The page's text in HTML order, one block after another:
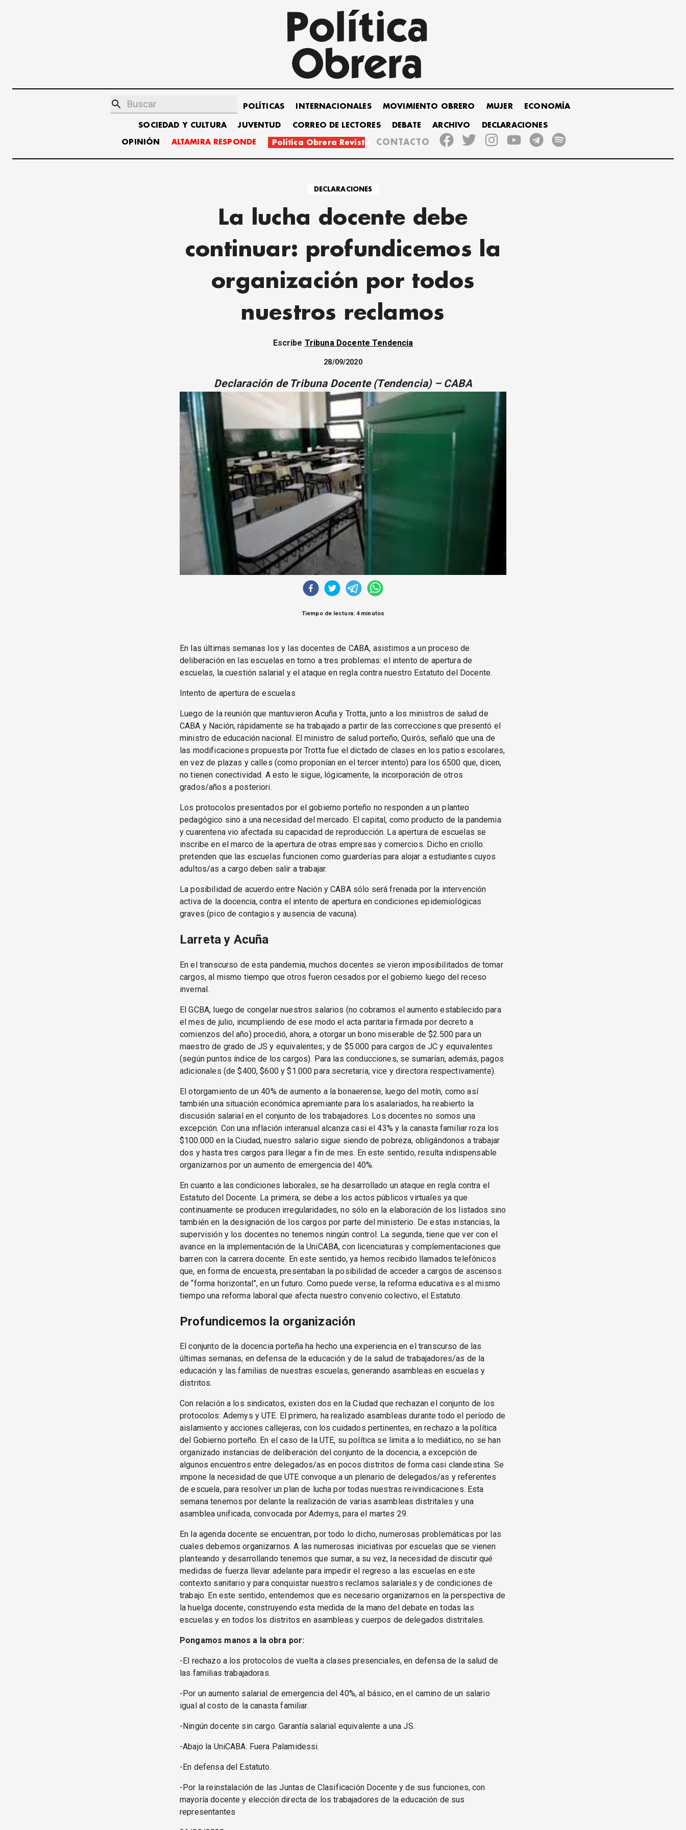
POLÍTICAS INTERNACIONALES MOVIMIENTO OBRERO MUJER ECONOMÍA
SOCIEDAD Y CULTURA JUVENTUD CORREO DE LECTORES DEBATE ARCHIVO DECLARACIONES
OPINIÓN ALTAMIRA RESPONDE Política Obrera Revista CONTACTO
DECLARACIONES
La lucha docente debe
continuar: profundicemos la
organización por todos
nuestros reclamos
Escribe Tribuna Docente Tendencia
28/09/2020
Declaración de Tribuna Docente (Tendencia) – CABA
Tiempo de lectura: 4 minutos
En las últimas semanas los y las docentes de CABA, asistimos a un proceso de
deliberación en las escuelas en torno a tres problemas: el intento de apertura de
escuelas, la cuestión salarial y el ataque en regla contra nuestro Estatuto del Docente.
Intento de apertura de escuelas
Luego de la reunión que mantuvieron Acuña y Trotta, junto a los ministros de salud de
CABA y Nación, rápidamente se ha trabajado a partir de las correcciones que presentó el
ministro de educación nacional. El ministro de salud porteño, Quirós, señaló que una de
las modificaciones propuesta por Trotta fue el dictado de clases en los patios escolares,
en vez de plazas y calles (como proponían en el tercer intento) para los 6500 que, dicen,
no tienen conectividad. A esto le sigue, lógicamente, la incorporación de otros
grados/años a posteriori.
Los protocolos presentados por el gobierno porteño no responden a un planteo
pedagógico sino a una necesidad del mercado. El capital, como producto de la pandemia
y cuarentena vio afectada su capacidad de reproducción. La apertura de escuelas se
inscribe en el marco de la apertura de otras empresas y comercios. Dicho en criollo:
pretenden que las escuelas funcionen como guarderías para alojar a estudiantes cuyos
adultos/as a cargo deben salir a trabajar.
La posibilidad de acuerdo entre Nación y CABA sólo será frenada por la intervención
activa de la docencia, contra el intento de apertura en condiciones epidemiológicas
graves (pico de contagios y ausencia de vacuna).
Larreta y Acuña
En el transcurso de esta pandemia, muchos docentes se vieron imposibilitados de tomar
cargos, al mismo tiempo que otros fueron cesados por el gobierno luego del receso
invernal.
El GCBA, luego de congelar nuestros salarios (no cobramos el aumento establecido para
el mes de julio, incumpliendo de ese modo el acta paritaria firmada por decreto a
comienzos del año) procedió, ahora, a otorgar un bono miserable de $2.500 para un
maestro de grado de JS y equivalentes; y de $5.000 para cargos de JC y equivalentes
(según puntos índice de los cargos). Para las conducciones, se sumarían, además, pagos
adicionales (de $400, $600 y $1.000 para secretaria, vice y directora respectivamente).
El otorgamiento de un 40% de aumento a la bonaerense, luego del motín, como así
también una situación económica apremiante para los asalariados, ha reabierto la
discusión salarial en el conjunto de los trabajadores. Los docentes no somos una
excepción. Con una inflación interanual alcanza casi el 43% y la canasta familiar roza los
$100.000 en la Ciudad, nuestro salario sigue siendo de pobreza, obligándonos a trabajar
dos y hasta tres cargos para llegar a fin de mes. En este sentido, resulta indispensable
organizarnos por un aumento de emergencia del 40%.
En cuanto a las condiciones laborales, se ha desarrollado un ataque en regla contra el
Estatuto del Docente. La primera, se debe a los actos públicos virtuales ya que
continuamente se producen irregularidades, no sólo en la elaboración de los listados sino
también en la designación de los cargos por parte del ministerio. De estas instancias, la
supervisión y los docentes no tenemos ningún control. La segunda, tiene que ver con el
avance en la implementación de la UniCABA, con licenciaturas y complementaciones que
barren con la carrera docente. En este sentido, ya hemos recibido llamados telefónicos
que, en forma de encuesta, presentaban la posibilidad de acceder a cargos de ascensos
de “forma horizontal”, en un futuro. Como puede verse, la reforma educativa es al mismo
tiempo una reforma laboral que afecta nuestro convenio colectivo, el Estatuto.
Profundicemos la organización
El conjunto de la docencia porteña ha hecho una experiencia en el transcurso de las
últimas semanas, en defensa de la educación y de la salud de trabajadores/as de la
educación y las familias de nuestras escuelas, generando asambleas en escuelas y
distritos.
Con relación a los sindicatos, existen dos en la Ciudad que rechazan el conjunto de los
protocolos: Ademys y UTE. El primero, ha realizado asambleas durante todo el período de
aislamiento y acciones callejeras, con los cuidados pertinentes, en rechazo a la política
del Gobierno porteño. En el caso de la UTE, su política se limita a lo mediático, no se han
organizado instancias de deliberación del conjunto de la docencia, a excepción de
algunos encuentros entre delegados/as en pocos distritos de forma casi clandestina. Se
impone la necesidad de que UTE convoque a un plenario de delegados/as y referentes
de escuela, para resolver un plan de lucha por todas nuestras reivindicaciones. Esta
semana tenemos por delante la realización de varias asambleas distritales y una
asamblea unificada, convocada por Ademys, para el martes 29.
En la agenda docente se encuentran, por todo lo dicho, numerosas problemáticas por las
cuales debemos organizarnos. A las numerosas iniciativas por escuelas que se vienen
planteando y desarrollando tenemos que sumar, a su vez, la necesidad de discutir qué
medidas de fuerza llevar adelante para impedir el regreso a las escuelas en este
contexto sanitario y para conquistar nuestros reclamos salariales y de condiciones de
trabajo. En este sentido, entendemos que es necesario organizarnos en la perspectiva de
la huelga docente, construyendo esta medida de la mano del debate en todas las
escuelas y en todos los distritos en asambleas y cuerpos de delegados distritales.
Pongamos manos a la obra por:
-El rechazo a los protocolos de vuelta a clases presenciales, en defensa de la salud de
las familias trabajadoras.
-Por un aumento salarial de emergencia del 40%, al básico, en el camino de un salario
igual al costo de la canasta familiar.
-Ningún docente sin cargo. Garantía salarial equivalente a una JS.
-Abajo la UniCABA. Fuera Palamidessi.
-En defensa del Estatuto.
-Por la reinstalación de las Juntas de Clasificación Docente y de sus funciones, con
mayoría docente y elección directa de los trabajadores de la educación de sus
representantes